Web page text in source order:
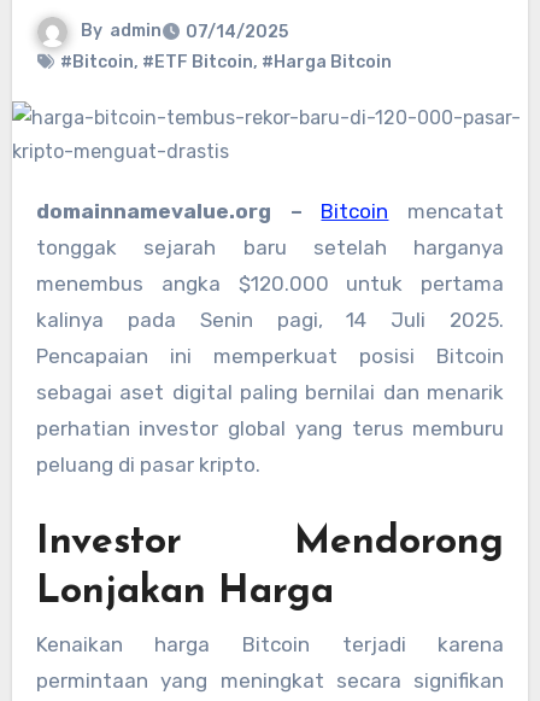
By admin
07/14/2025
#Bitcoin, #ETF Bitcoin, #Harga Bitcoin
domainnamevalue.org – Bitcoin mencatat
tonggak sejarah baru setelah harganya
menembus angka $120.000 untuk pertama
kalinya pada Senin pagi, 14 Juli 2025.
Pencapaian ini memperkuat posisi Bitcoin
sebagai aset digital paling bernilai dan menarik
perhatian investor global yang terus memburu
peluang di pasar kripto.
Investor Mendorong
Lonjakan Harga
Kenaikan harga Bitcoin terjadi karena
permintaan yang meningkat secara signifikan